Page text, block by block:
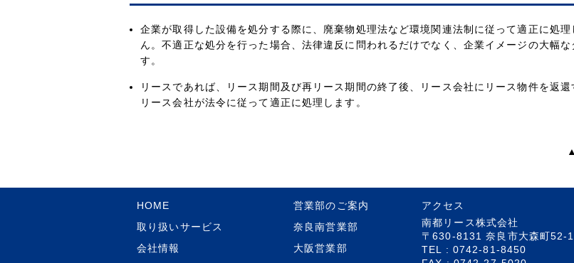
企業が取得した設備を処分する際に、廃棄物処理法など環境関連法制に従って適正に処
ん。不適正な処分を行った場合、法律違反に問われるだけでなく、企業イメージの大幅な
す。
リースであれば、リース期間及び再リース期間の終了後、リース会社にリース物件を返還
リース会社が法令に従って適正に処理します。
▲
HOME
取り扱いサービス
会社情報
営業部のご案内
奈良南営業部
大阪営業部
アクセス
南都リース株式会社
〒630-8131 奈良市大森町52-1
TEL : 0742-81-8450